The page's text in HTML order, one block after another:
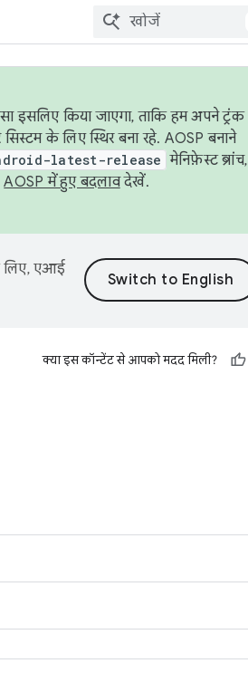
इसलिए किया जाएगा, ताकि हम अपने ट्रंक
के लिए स्थिर बना रहे. AOSP बनाने
latest-release मेनिफ़ेस्ट ब्रांच,
AOSP में हुए बदलावदेखें.
लिए, एआई
क्या इस कॉन्टेंट से आपको मदद मिली?